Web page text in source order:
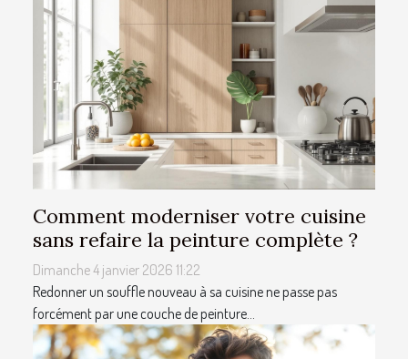
Comment moderniser votre cuisine
sans refaire la peinture complète ?
Dimanche 4 janvier 2026 11:22
Redonner un souffle nouveau à sa cuisine ne passe pas
forcément par une couche de peinture...